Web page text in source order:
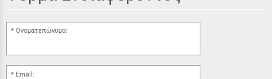
Ονοματεπώνυμο:
Email: